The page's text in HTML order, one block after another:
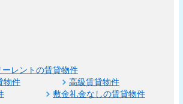
ーレントの賃貸物件
物件
高級賃貸物件
敷金礼金なしの賃貸物件